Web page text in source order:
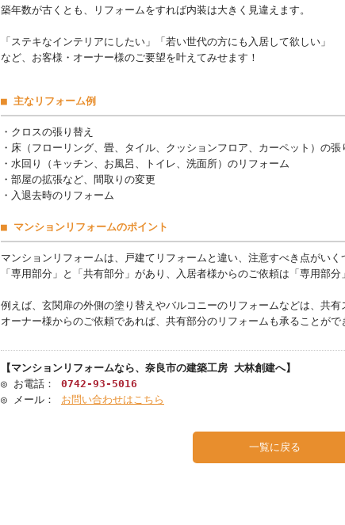
築年数が古くとも、リフォームをすれば内装は大きく見違えます。
「ステキなインテリアにしたい」「若い世代の方にも入居して欲しい」
など、お客様・オーナー様のご要望を叶えてみせます！
■ 主なリフォーム例
・クロスの張り替え
・床（フローリング、畳、タイル、クッションフロア、カーペット）の張
・水回り（キッチン、お風呂、トイレ、洗面所）のリフォーム
・部屋の拡張など、間取りの変更
・入退去時のリフォーム
■ マンションリフォームのポイント
マンションリフォームは、戸建てリフォームと違い、注意すべき点がいく
「専用部分」と「共有部分」があり、入居者様からのご依頼は「専用部
例えば、玄関扉の外側の塗り替えやバルコニーのリフォームなどは、共
オーナー様からのご依頼であれば、共有部分のリフォームも承ることがで
【マンションリフォームなら、奈良市の建築工房 大林創建へ】
◎ お電話： 0742-93-5016
◎ メール： お問い合わせはこちら
一覧に戻る